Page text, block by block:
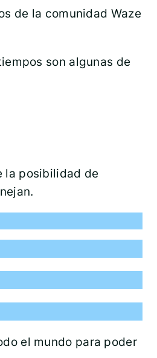
de la comunidad Waze
son algunas de
la posibilidad de
el mundo para poder